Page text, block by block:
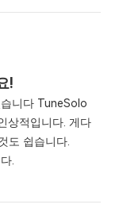
!
니다 TuneSolo
상적입니다. 게다
도 쉽습니다.
.